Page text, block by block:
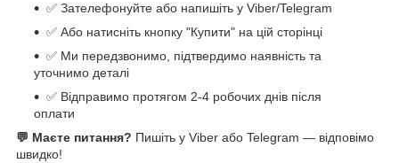
✅ Зателефонуйте або напишіть у Viber/Telegram
✅ Або натисніть кнопку "Купити" на цій сторінці
✅ Ми передзвонимо, підтвердимо наявність та
уточнимо деталі
✅ Відправимо протягом 2-4 робочих днів після
оплати
💬 Маєте питання? Пишіть у Viber або Telegram — відповімо
швидко!